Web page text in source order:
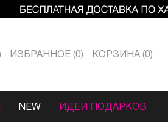
ИЗБРАННОЕ 0 КОРЗИНА 0
NEW ИДЕИ ПОДАРКОВ